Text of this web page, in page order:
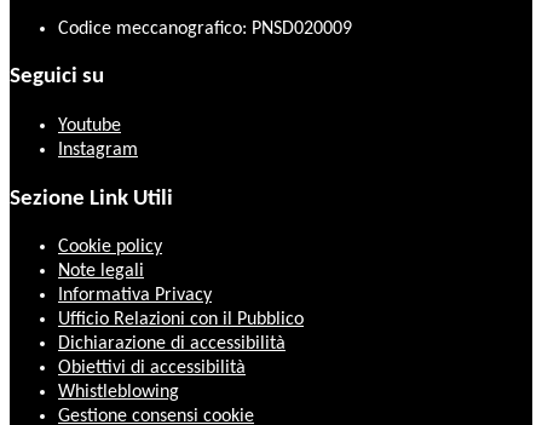
Codice meccanografico: PNSD020009
Seguici su
Youtube
Instagram
Sezione Link Utili
Cookie policy
Note legali
Informativa Privacy
Ufficio Relazioni con il Pubblico
Dichiarazione di accessibilità
Obiettivi di accessibilità
Whistleblowing
Gestione consensi cookie